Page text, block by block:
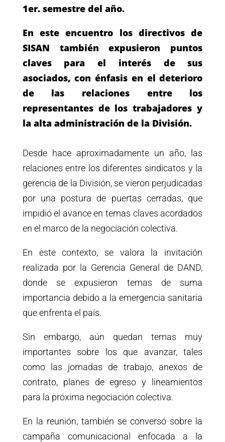
1er. semestre del año.
En este encuentro los directivos de
SISAN también expusieron puntos
claves para el interés de sus
asociados, con énfasis en el deterioro
de las relaciones entre los
representantes de los trabajadores y
la alta administración de la División.
Desde hace aproximadamente un año, las
relaciones entre los diferentes sindicatos y la
gerencia de la División, se vieron perjudicadas
por una postura de puertas cerradas, que
impidió el avance en temas claves acordados
en el marco de la negociación colectiva.
En este contexto, se valora la invitación
realizada por la Gerencia General de DAND,
donde se expusieron temas de suma
importancia debido a la emergencia sanitaria
que enfrenta el país.
Sin embargo, aún quedan temas muy
importantes sobre los que avanzar, tales
como las jornadas de trabajo, anexos de
contrato, planes de egreso y lineamientos
para la próxima negociación colectiva.
En la reunión, también se conversó sobre la
campaña comunicacional enfocada a la